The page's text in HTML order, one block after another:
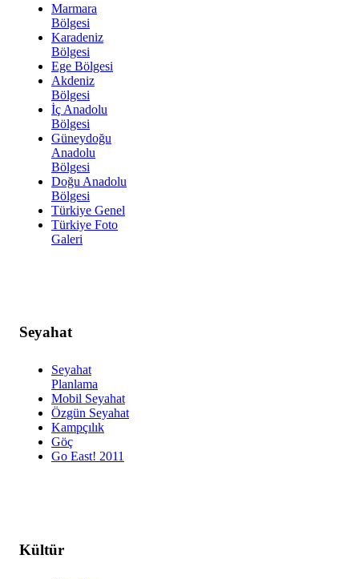
Marmara
Bölgesi
Karadeniz
Bölgesi
Ege Bölgesi
Akdeniz
Bölgesi
İç Anadolu
Bölgesi
Güneydoğu
Anadolu
Bölgesi
Doğu Anadolu
Bölgesi
Türkiye Genel
Türkiye Foto
Galeri
Seyahat
Seyahat
Planlama
Mobil Seyahat
Özgün Seyahat
Kampçılık
Göç
Go East! 2011
Kültür